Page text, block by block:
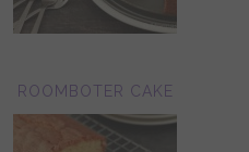
ROOMBOTER CAKE